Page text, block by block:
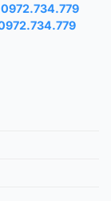
0972.734.779